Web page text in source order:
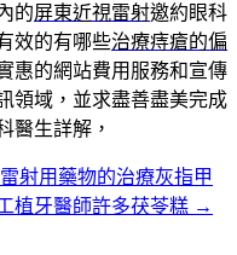
的屏東近視雷射邀約眼科
效的有哪些治療痔瘡的偏
惠的網站費用服務和宣傳
領域，並求盡善盡美完成
醫生詳解，
射用藥物的治療灰指甲
植牙醫師許多茯苓糕 →